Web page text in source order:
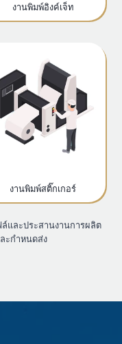
งานพิมพ์อิงค์เจ็ท
งานพิมพ์สติ๊กเกอร์
และประสานงานการผลิต
ะกำหนดส่ง